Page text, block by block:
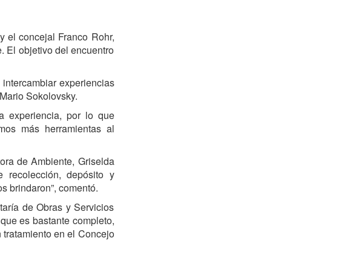
el concejal Franco Rohr,
El objetivo del encuentro
experiencias
Sokolovsky.
experiencia, por lo que
más herramientas al
de Ambiente, Griselda
recolección, depósito y
brindaron”, comentó.
de Obras y Servicios
es bastante completo,
en el Concejo